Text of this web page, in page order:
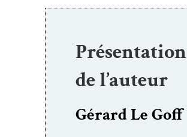
Présentation
de l’auteur
Gérard Le Goff